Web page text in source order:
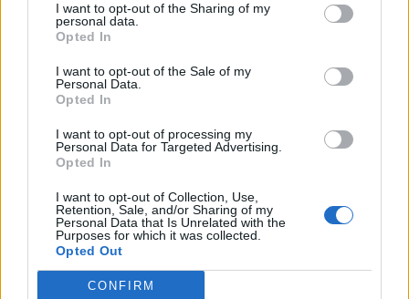
I want to opt-out of the Sharing of my
personal data.
Opted In
I want to opt-out of the Sale of my
Personal Data.
Opted In
I want to opt-out of processing my
Personal Data for Targeted Advertising.
Opted In
I want to opt-out of Collection, Use,
Retention, Sale, and/or Sharing of my
Personal Data that Is Unrelated with the
Purposes for which it was collected.
Opted Out
CONFIRM
16 Gennaio 2022 alle ore 18:44
·Ti stimo
16 Gennaio 2022- 8.955 visualizzazioni
Brusco - L'erba della giovinezza Testo